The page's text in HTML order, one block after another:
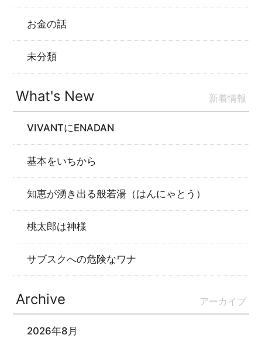
お金の話
未分類
What's New 新着情報
VIVANTにENADAN
基本をいちから
知恵が湧き出る般若湯（はんにゃとう）
桃太郎は神様
サブスクへの危険なワナ
Archive アーカイブ
2026年8月